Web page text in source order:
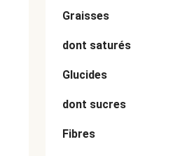
Graisses
dont saturés
Glucides
dont sucres
Fibres